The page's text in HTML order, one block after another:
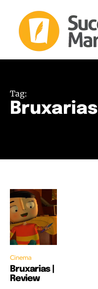
Tag:
Bruxarias
Cinema
Bruxarias |
Review